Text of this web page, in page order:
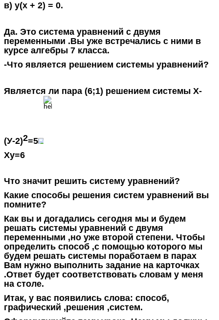
в) y(x + 2) = 0.
Да. Это система уравнений с двумя
переменными .Вы уже встречались с ними в
курсе алгебры 7 класса.
-Что является решением системы уравнений?
Является ли пара (6;1) решением системы Х-
(У-2)2=5
Xy=6
Что значит решить систему уравнений?
Какие способы решения систем уравнений вы
помните?
Как вы и догадались сегодня мы и будем
решать системы уравнений с двумя
переменными ,но уже второй степени. Чтобы
определить способ ,с помощью которого мы
будем решать системы поработаем в парах
Вам нужно выполнить задание на карточках
.Ответ будет соответствовать словам у меня
на столе.
Итак, у вас появились слова: способ,
графический ,решения ,систем.